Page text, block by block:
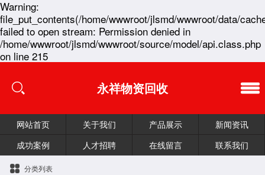
Warning:
file_put_contents(/home/wwwroot/jlsmd/wwwroot/data/
failed to open stream: Permission denied in
/home/wwwroot/jlsmd/wwwroot/source/model/api.class.php
on line 215
永祥物资回收
网站首页 关于我们 产品展示
新闻资讯
成功案例
人才招聘 在线留言 联系我们
分类列表